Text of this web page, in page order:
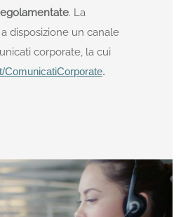
. La
disposizione un canale
corporate, la cui
ComunicatiCorporate.